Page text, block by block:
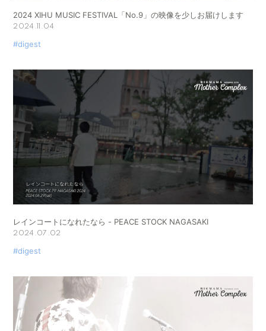
2024 XIHU MUSIC FESTIVAL「No.9」の映像を少しお届けします
2024.11.04
#digest
レインコートになれたなら - PEACE STOCK NAGASAKI
2024.07.02
#digest